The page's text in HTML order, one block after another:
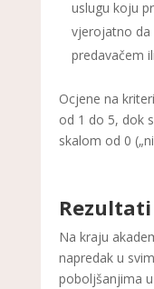
uslugu koju
vjerojatno da
predavačem
Ocjene na
od 1 do 5, dok
skalom od 0
Rezultati
Na kraju
napredak u
poboljšanjima